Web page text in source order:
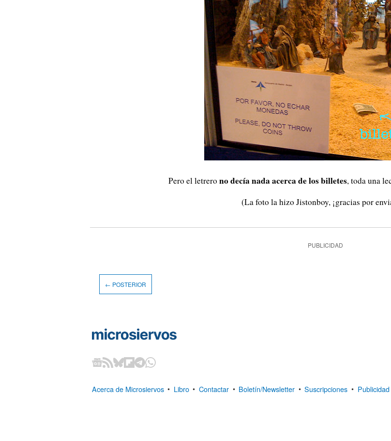
Pero el letrero no decía nada acerca de los billetes, toda una
(La foto la hizo Jistonboy, ¡gracias por
PUBLICIDAD
← POSTERIOR
Acerca de Microsiervos • Libro • Contactar • Boletín/Newsletter • Suscripciones • Publicidad